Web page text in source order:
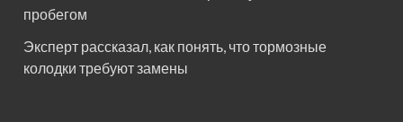
пробегом
Эксперт рассказал, как понять, что тормозные
колодки требуют замены